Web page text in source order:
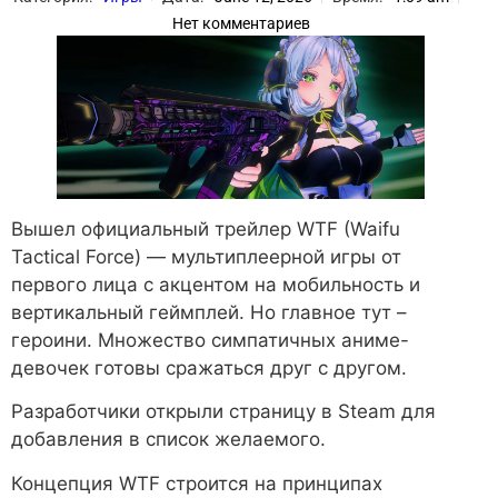
Нет комментариев
Вышел официальный трейлер WTF (Waifu
Tactical Force) — мультиплеерной игры от
первого лица с акцентом на мобильность и
вертикальный геймплей. Но главное тут –
героини. Множество симпатичных аниме-
девочек готовы сражаться друг с другом.
Разработчики открыли страницу в Steam для
добавления в список желаемого.
Концепция WTF строится на принципах